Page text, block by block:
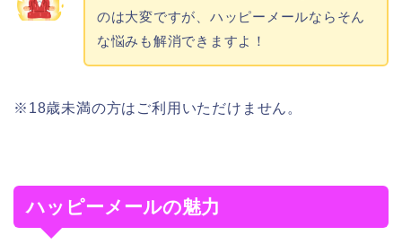
のは大変ですが、ハッピーメールならそん
な悩みも解消できますよ！
※18歳未満の方はご利用いただけません。
ハッピーメールの魅力